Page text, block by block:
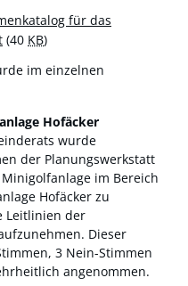
für das
(40 KB)
im einzelnen
Hofäcker
wurde
der Planungswerkstatt
im Bereich
Hofäcker zu
Leitlinien der
Dieser
3 Nein-Stimmen
angenommen.